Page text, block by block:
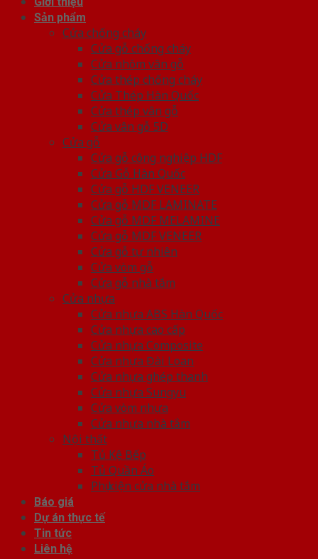
Sản phẩm
Cửa chống cháy
Cửa gỗ chống cháy
Cửa nhôm vân gỗ
Cửa thép chống cháy
Cửa Thép Hàn Quốc
Cửa thép vân gỗ
Cửa vân gỗ 5D
Cửa gỗ
Cửa gỗ công nghiệp HDF
Cửa Gỗ Hàn Quốc
Cửa gỗ HDF VENEER
Cửa gỗ MDF LAMINATE
Cửa gỗ MDF MELAMINE
Cửa gỗ MDF VENEER
Cửa gỗ tự nhiên
Cửa vòm gỗ
Cửa gỗ nhà tắm
Cửa nhựa
Cửa nhựa ABS Hàn Quốc
Cửa nhựa cao cấp
Cửa nhựa Composite
Cửa nhựa Đài Loan
Cửa nhựa ghép thanh
Cửa nhựa Sungyu
Cửa vòm nhựa
Cửa nhựa nhà tắm
Nội thất
Tủ Kệ Bếp
Tủ Quần Áo
Phụ kiện cửa nhà tắm
Báo giá
Dự án thực tế
Tin tức
Liên hệ